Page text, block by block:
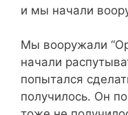
и мы начали
Мы вооружали
начали
попытался
получилось. Он